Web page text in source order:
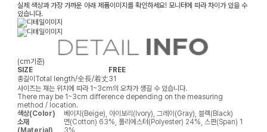
실제 색상과 가장 가까운 아래 제품이미지를 확인하세요! 모니터에 따라 차이가 있을 수
있습니다.
(cm기준)
SIZE
FREE
총길이Total length/全長/着丈31
사이즈는 재는 위치에 따라 1~3cm의 오차가 생길 수 있습니다.
There may be 1~3cm difference depending on the measuring
method / location.
색상(Color)
베이지(Beige), 아이보리(Ivory), 그레이(Gray), 블랙(Black)
소재
(Material)
면(Cotton) 63%, 폴리에스터(Polyester) 24%, 스판(Span) 1
3%